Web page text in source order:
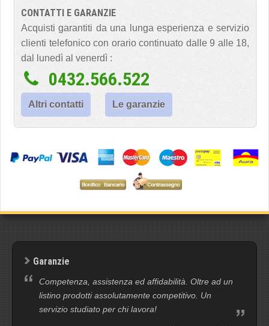
CONTATTI E GARANZIE
Acquisti garantiti da una lunga esperienza e servizio
clienti telefonico con orario continuato dalle 9 alle 18,
dal lunedì al venerdì :
0432.566.522
Altri contatti Le garanzie
Garanzie
Competenza, assistenza ed affidabilità. Oltre ad un
listino prodotti assolutamente competitivo. Un
servizio studiato per chi lavora!